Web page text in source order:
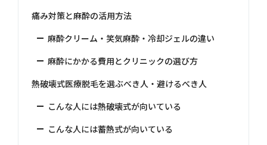
痛み対策と麻酔の活用方法
麻酔クリーム・笑気麻酔・冷却ジェルの違い
麻酔にかかる費用とクリニックの選び方
熱破壊式医療脱毛を選ぶべき人・避けるべき人
こんな人には熱破壊式が向いている
こんな人には蓄熱式が向いている